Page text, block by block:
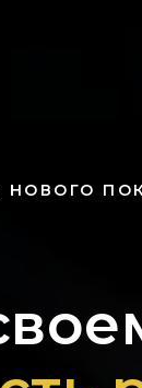
НОВОГО